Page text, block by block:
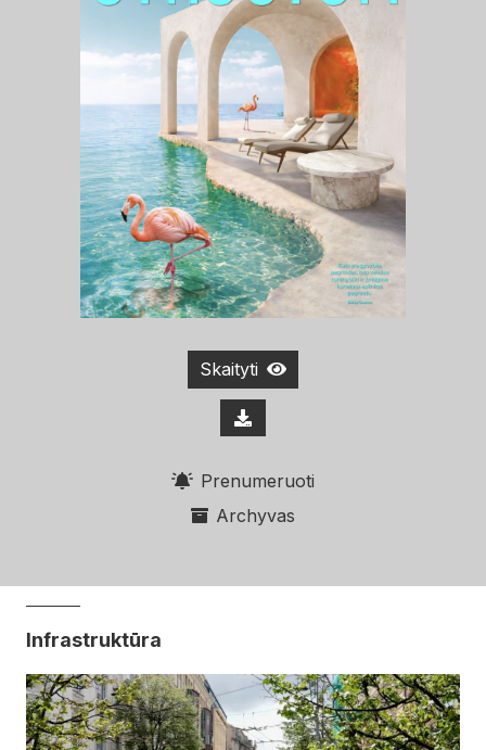
Skaityti
Prenumeruoti
Archyvas
Infrastruktūra